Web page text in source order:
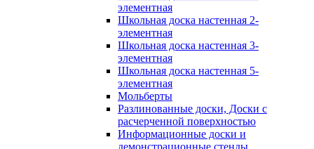
элементная
Школьная доска настенная 2-
элементная
Школьная доска настенная 3-
элементная
Школьная доска настенная 5-
элементная
Мольберты
Разлинованные доски, Доски с
расчерченной поверхностью
Информационные доски и